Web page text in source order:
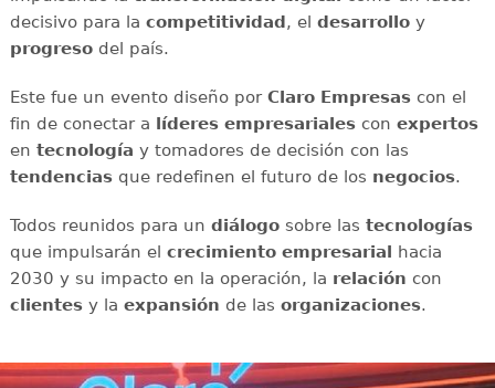
decisivo para la competitividad, el desarrolloy
progresodel país.
Este fue un evento diseño por Claro Empresascon el
fin de conectar a líderes empresarialescon expertos
en tecnología y tomadores de decisión con las
tendenciasque redefinen el futuro de los negocios.
Todos reunidos para un diálogosobre las tecnologías
que impulsarán el crecimiento empresarial hacia
2030 y su impacto en la operación, la relación con
clientesy la expansión de las organizaciones.